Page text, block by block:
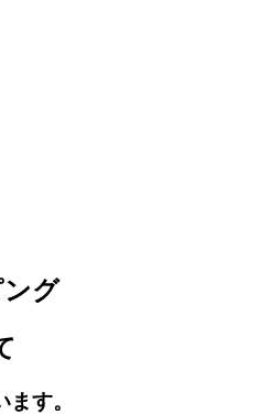
グ
す。